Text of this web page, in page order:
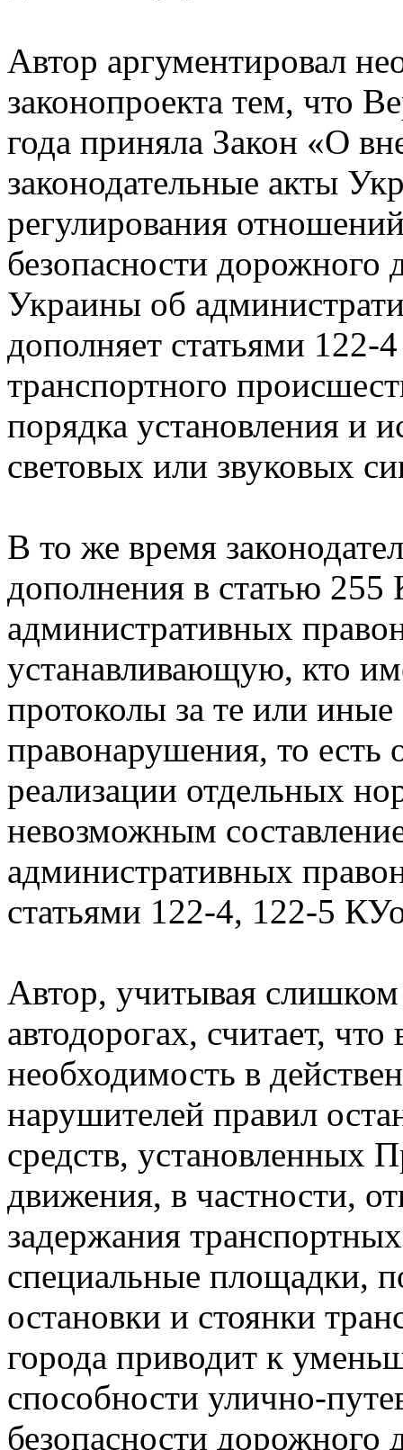
Автор аргументировал
законопроекта тем, что
года приняла Закон «О
законодательные акты
регулирования
безопасности дорожного
Украины об
дополняет статьями 122-
транспортного
порядка установления и
световых или звуковых
В то же время
дополнения в статью
административных
устанавливающую, кто
протоколы за те или
правонарушения, то есть
реализации отдельных
невозможным
административных
статьями 122-4, 122-5
Автор, учитывая
автодорогах, считает, что
необходимость в
нарушителей правил
средств, установленных
движения, в частности,
задержания
специальные площадки,
остановки и стоянки
города приводит к
способности улично-
безопасности дорожного